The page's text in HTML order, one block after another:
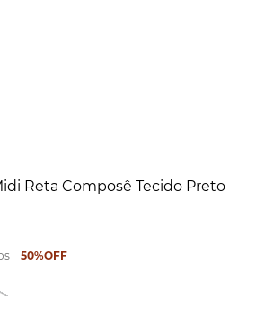
Reta Composê Tecido Preto
50%OFF